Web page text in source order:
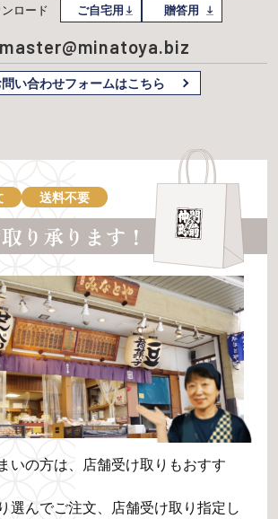
ロード ご自宅用 贈答用
問い合わせフォームはこちら
送料不要
り承ります！
いの方は、店舗受け取りもおすす
選んでご注文、店舗受け取り指定し